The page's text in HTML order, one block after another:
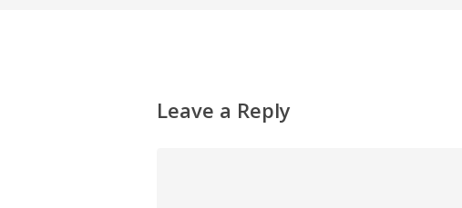
Leave a Reply